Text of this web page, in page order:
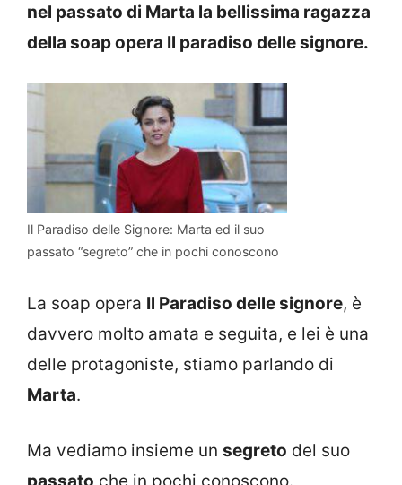
nel passato di Marta la bellissima ragazza
della soap opera Il paradiso delle signore.
Il Paradiso delle Signore: Marta ed il suo
passato “segreto” che in pochi conoscono
La soap opera Il Paradiso delle signore, è
davvero molto amata e seguita, e lei è una
delle protagoniste, stiamo parlando di
Marta.
Ma vediamo insieme un segreto del suo